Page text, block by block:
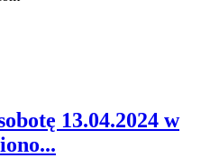
13.04.2024 w